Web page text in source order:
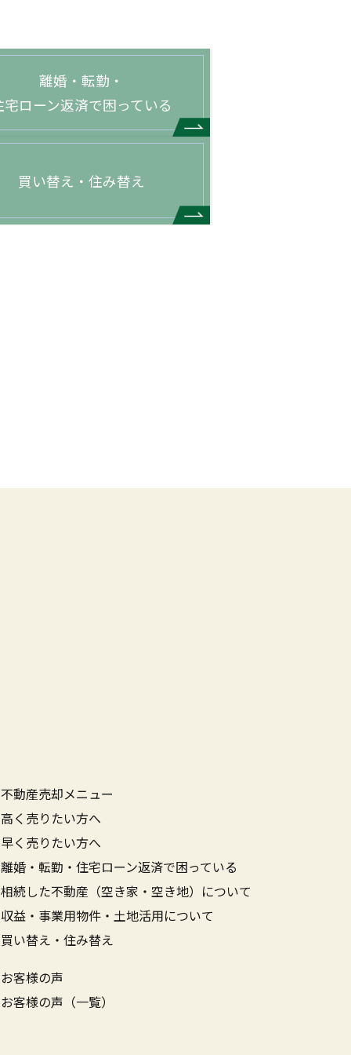
離婚・転勤・
宅ローン返済で困っている
買い替え・住み替え
不動産売却メニュー
高く売りたい方へ
早く売りたい方へ
離婚・転勤・住宅ローン返済で困っている
相続した不動産（空き家・空き地）について
収益・事業用物件・土地活用について
買い替え・住み替え
お客様の声
お客様の声（一覧）